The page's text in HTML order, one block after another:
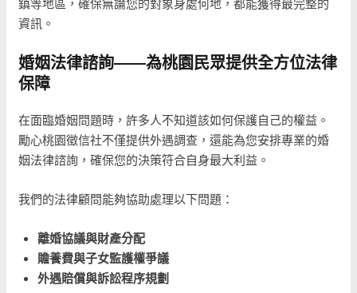
鎮等地區，確保無論您的對象身處何地，都能獲得最完整的
資訊。
婚姻法律諮詢——為桃園民眾提供全方位法律
保障
在面臨婚姻問題時，許多人不知道該如何保護自己的權益。
勵心桃園徵信社不僅提供外遇調查，還能為您安排專業的婚
姻法律諮詢，確保您的決策符合自身最大利益。
我們的法律顧問能夠協助處理以下問題：
離婚協議與財產分配
贍養費與子女監護權爭議
外遇賠償與訴訟程序規劃